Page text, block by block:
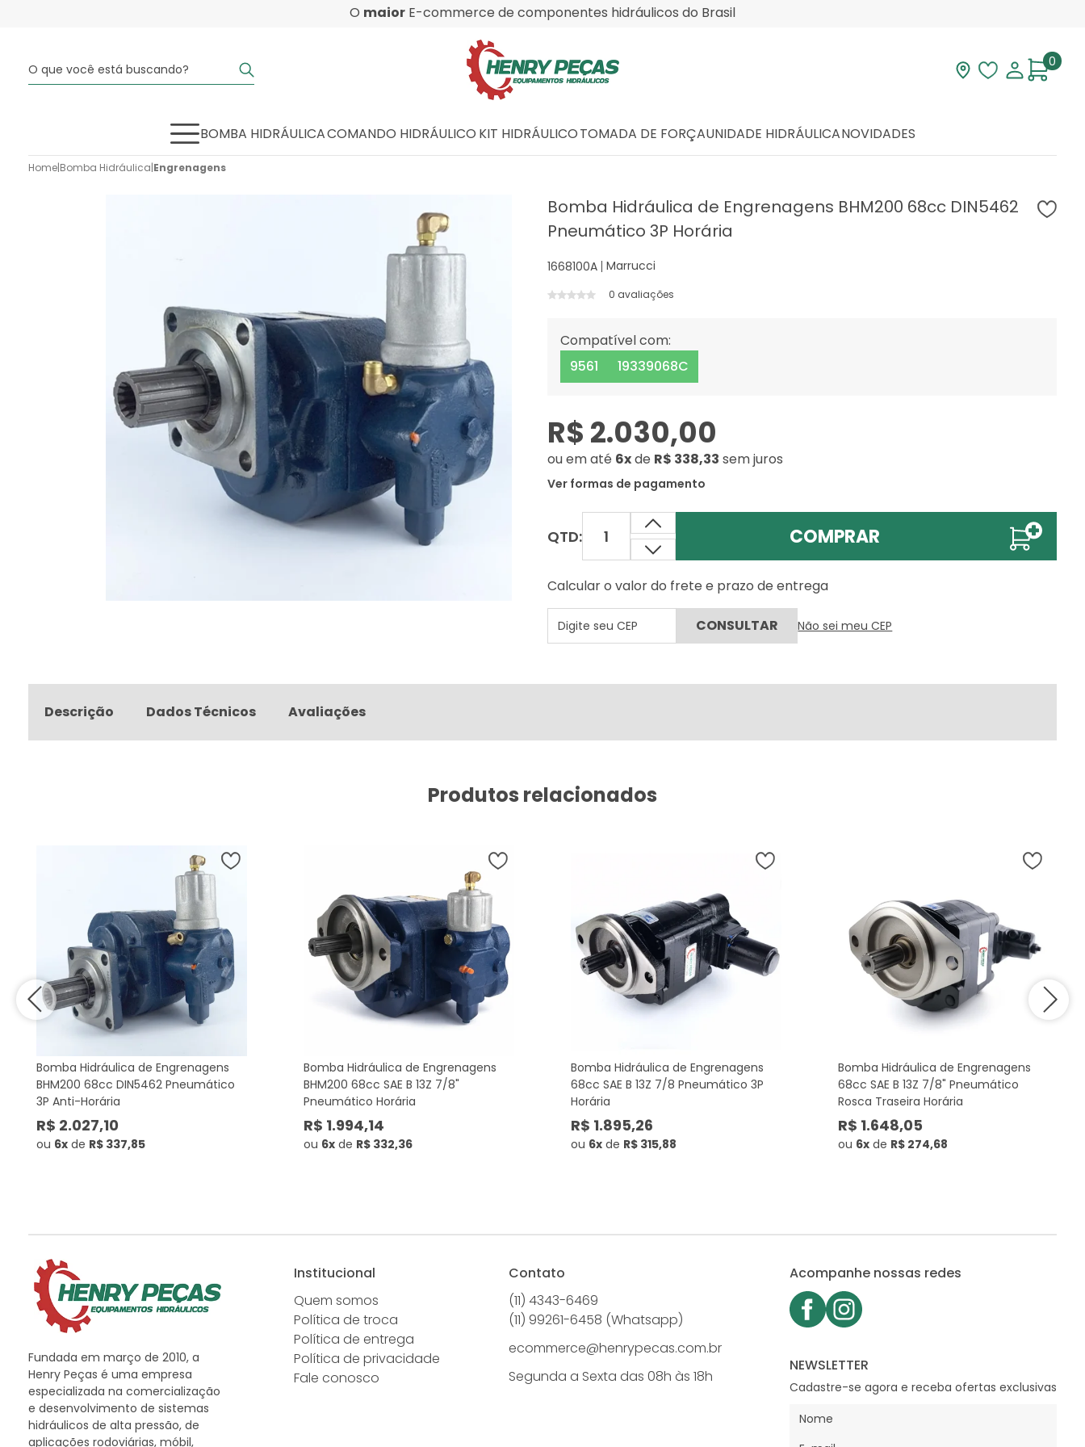
O maior E-commerce de componentes hidráulicos do Brasil
Visite nossa loja
Lista deMinha
0
BOMBA HIDRÁULICACOMANDO HIDRÁULICO KIT HIDRÁULICOTOMADA DE FORÇAUNIDADE HIDRÁULICANOVIDADES
Home|Bomba Hidráulica|Engrenagens
Bomba Hidráulica de Engrenagens BHM200 68cc DIN5462
Pneumático 3P Horária
1668100A Marrucci
0 avaliações
R$ 2.030,00
ouem até 6xde R$ 338,33 sem juros
Ver formas de pagamento
Compatível com:
9561
19339068C
QTD: COMPRAR
Calcular o valor do frete e prazo de entrega
Não sei meu CEP
Descrição Dados Técnicos Avaliações
Produtos relacionados
Bomba Hidráulica de Engrenagens
BHM200 68cc DIN5462 Pneumático
3P Anti-Horária
R$ 2.027,10
ou 6x de R$ 337,85
Bomba Hidráulica de Engrenagens
BHM200 68cc SAE B 13Z 7/8"
Pneumático Horária
R$ 1.994,14
ou 6x de R$ 332,36
Bomba Hidráulica de Engrenagens
68cc SAE B 13Z 7/8 Pneumático 3P
Horária
R$ 1.895,26
ou 6x de R$ 315,88
Bomba Hidráulica de Engrenagens
68cc SAE B 13Z 7/8" Pneumático
Rosca Traseira Horária
R$ 1.648,05
ou 6x de R$ 274,68
Fundada em março de 2010, a
Henry Peças é uma empresa
especializada na comercialização
e desenvolvimento de sistemas
hidráulicos de alta pressão, de
aplicações rodoviárias, móbil,
Institucional
Quem somos
Política de troca
Política de entrega
Política de privacidade
Fale conosco
Contato
(11) 4343-6469
(11) 99261-6458 (Whatsapp)
ecommerce@henrypecas.com.br
Segunda a Sexta das 08h às 18h
Acompanhe nossas redes
NEWSLETTER
Cadastre-se agora e receba ofertas exclusivas